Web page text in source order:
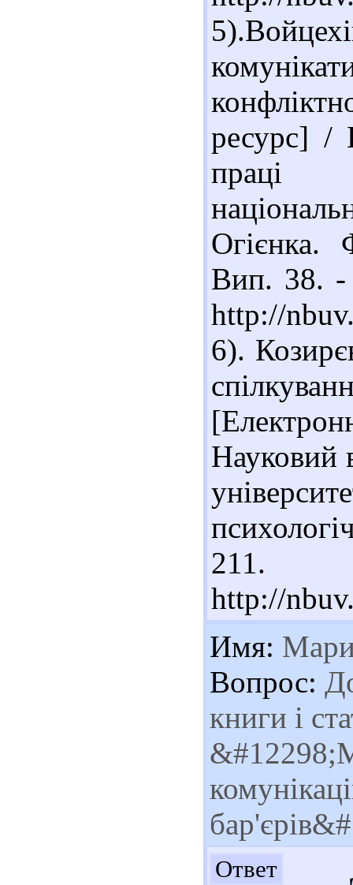
ресурс] /
праці
Огієнка.
Вип. 38. -
http://
6).
Науковий
211.
http://
Имя:
Вопрос:
книги і
Ответ